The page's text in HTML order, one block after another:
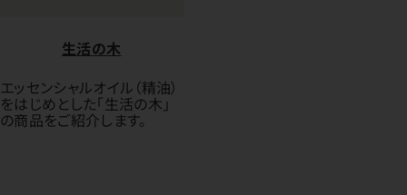
生活の木
エッセンシャルオイル（精油）
をはじめとした「生活の木」
の商品をご紹介します。